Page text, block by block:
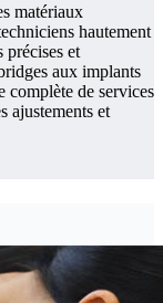
matériaux
hautement
et
aux implants
complète de services
ajustements et